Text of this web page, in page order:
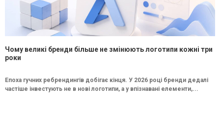
Чому великі бренди більше не змінюють логотипи кожні три
роки
Епоха гучних ребрендингів добігає кінця. У 2026 році бренди дедалі
частіше інвестують не в нові логотипи, а у впізнавані елементи,...